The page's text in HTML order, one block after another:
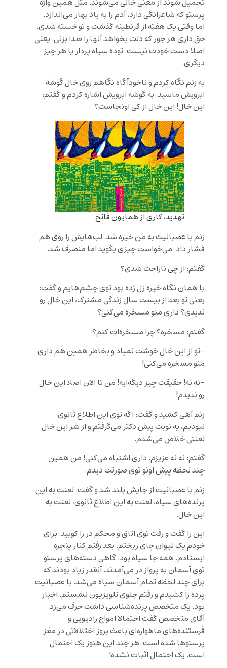
پرستو که شاعرانگی دارد، آدم را به یاد بهار می‌اندازد.
اما وقتی یک هفته از قرنطینه گذشت و تو خسته شدی،
حق داری هر جور که دلت بخواهد آنها را صدا بزنی. یعنی
اصلا دست خودت نیست. توده سیاه پردار یا هر چیز
دیگری.
به زنم نگاه کردم و ناخودآگاه نگاهم روی خال گوشه
ابرویش ماسید. به گوشه ابرویش اشاره کردم و گفتم:
این خال! این خال از کی اونجاست؟
تهدید، کاری از همایون فاتح
زنم با عصبانیت به من خیره شد. لب‌هایش را روی هم
فشار داد. می‌خواست چیزی بگوید اما منصرف شد.
گفتم: از چی ناراحت شدی؟
با همان نگاه خیره زل زده بود توی چشم‌هایم و گفت:
یعنی تو بعد از بیست سال زندگی مشترک، این خال رو
ندیدی؟ داری منو مسخره می‌کنی؟
گفتم: مسخره؟ چرا مسخره‌ات کنم؟
-تو از این خال خوشت نمیاد و بخاطر همین هم داری
منو مسخره می‌کنی!
-نه نه! حقیقت چیز دیگه‌ایه! من تا الان اصلا این خال
رو ندیدم!
زنم آهی کشید و گفت: اگه توی این اطلاع ثانوی
نبودیم، یه نوبت پیش دکتر می‌گرفتم و از شر این خال
لعنتی خلاص می‌شدم.
گفتم: نه نه عزیزم. داری اشتباه می‌کنی! من همین
چند لحظه پیش اونو توی صورتت دیدم.
زنم با عصبانیت از جایش بلند شد و گفت: لعنت به این
پرنده‌های سیاه، لعنت به این اطلاع ثانوی، لعنت به
این خال.
این را گفت و رفت توی اتاق و محکم در را کوبید. برای
خودم یک لیوان چای ریختم. بعد رفتم کنار پنجره
ایستادم. همه جا سیاه بود. گاهی دسته‌های پرستو
توی آسمان به پرواز در می‌آمدند. آنقدر زیاد بودند که
برای چند لحظه تمام آسمان سیاه می‌شد. با عصبانیت
پرده را کشیدم و رفتم جلوی تلویزیون نشستم. اخبار
بود. یک متخصص پرنده‌شناسی داشت حرف می‌زد.
آقای متخصص گفت احتمالا امواج رادیویی و
فرستنده‌های ماهواره‌ای باعث بروز اختلالاتی در مغز
پرستوها شده است. هر چند این هنوز یک احتمال
است. یک احتمال اثبات نشده!